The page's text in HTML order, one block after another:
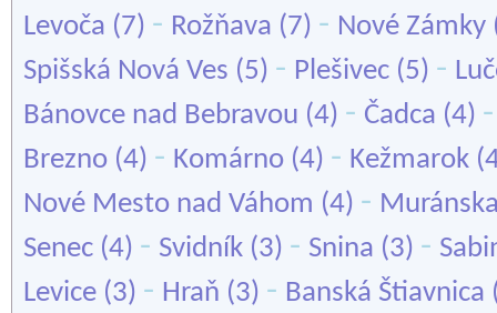
Levoča (7) - Rožňava (7) - Nové Zámky
Spišská Nová Ves (5) - Plešivec (5) -
Bánovce nad Bebravou (4) - Čadca (4)
Brezno (4) - Komárno (4) - Kežmarok
Nové Mesto nad Váhom (4) -
Senec (4) - Svidník (3) - Snina (3) -
Levice (3) - Hraň (3) - Banská Štiavnica